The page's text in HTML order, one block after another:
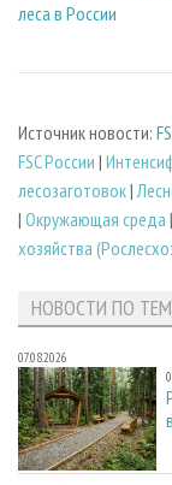
леса в России
Источник новости:
FSC России |
лесозаготовок|
| Окружающая среда |
хозяйства
НОВОСТИ ПО
07.08.2026